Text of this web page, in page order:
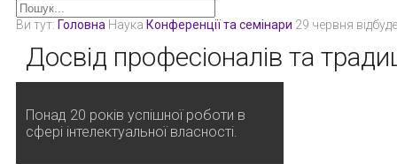
Ви тут: Головна Наука Конференції та семінари 29 червня
Досвід професіоналів та
Понад 20 років успішної роботи в
сфері інтелектуальної власності.